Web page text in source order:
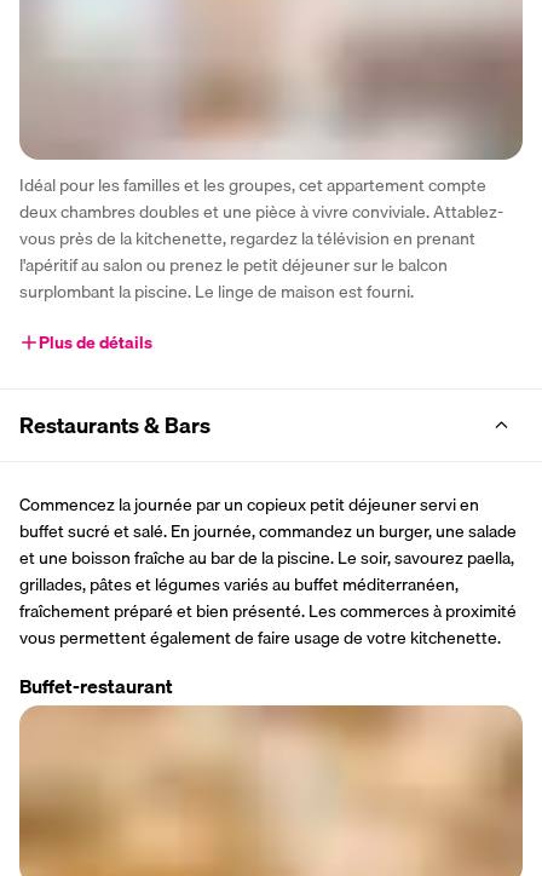
Idéal pour les familles et les groupes, cet appartement compte
deux chambres doubles et une pièce à vivre conviviale. Attablez-
vous près de la kitchenette, regardez la télévision en prenant
l'apéritif au salon ou prenez le petit déjeuner sur le balcon
surplombant la piscine. Le linge de maison est fourni.
Plus de détails
Restaurants & Bars
Commencez la journée par un copieux petit déjeuner servi en
buffet sucré et salé. En journée, commandez un burger, une salade
et une boisson fraîche au bar de la piscine. Le soir, savourez paella,
grillades, pâtes et légumes variés au buffet méditerranéen,
fraîchement préparé et bien présenté. Les commerces à proximité
vous permettent également de faire usage de votre kitchenette.
Buffet-restaurant